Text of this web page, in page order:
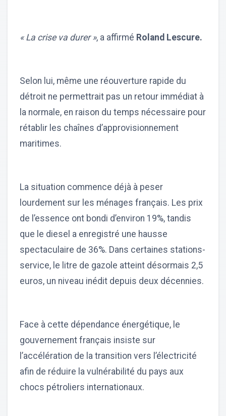
« La crise va durer », a affirmé Roland Lescure.
Selon lui, même une réouverture rapide du
détroit ne permettrait pas un retour immédiat à
la normale, en raison du temps nécessaire pour
rétablir les chaînes d’approvisionnement
maritimes.
La situation commence déjà à peser
lourdement sur les ménages français. Les prix
de l’essence ont bondi d’environ 19%, tandis
que le diesel a enregistré une hausse
spectaculaire de 36%. Dans certaines stations-
service, le litre de gazole atteint désormais 2,5
euros, un niveau inédit depuis deux décennies.
Face à cette dépendance énergétique, le
gouvernement français insiste sur
l’accélération de la transition vers l’électricité
afin de réduire la vulnérabilité du pays aux
chocs pétroliers internationaux.